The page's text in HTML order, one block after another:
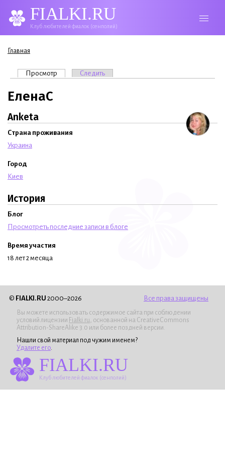
FIALKI.RU
Клуб любителей фиалок (сенполий)
Вы здесь
Главная
Главные вкладки
Просмотр (активная вкладка)
Следить
ЕленаС
Anketa
Страна проживания
Украина
Город
Киев
История
Блог
Просмотреть последние записи в блоге
Время участия
18 лет 2 месяца
© FIALKI.RU 2000–2026 Все права защищены
Вы можете использовать содержимое сайта при соблюдении
условий лицензии Fialki.ru , основанной на CreativeCommons
Attribution-ShareAlike 3.0 или более поздней версии.
Нашли свой материал под чужим именем?
Удалите его
FIALKI.RU
Клуб любителей фиалок (сенполий)